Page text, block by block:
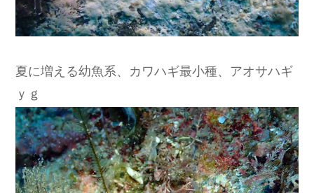
夏に増える幼魚系、カワハギ最小種、アオサハギ
ｙｇ